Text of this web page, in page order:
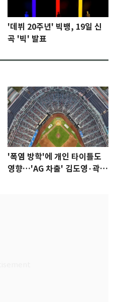
'데뷔 20주년' 빅뱅, 19일 신
곡 '빅' 발표
'폭염 방학'에 개인 타이틀도
영향…'AG 차출' 김도영·곽빈